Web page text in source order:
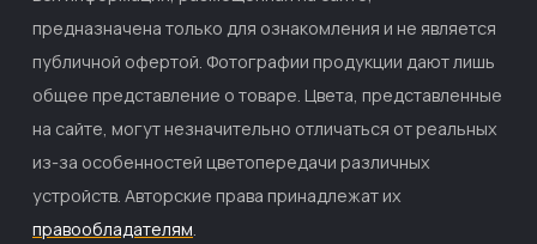
предназначена только для ознакомления и не является
публичной офертой. Фотографии продукции дают лишь
общее представление о товаре. Цвета, представленные
на сайте, могут незначительно отличаться от реальных
из-за особенностей цветопередачи различных
устройств. Авторские права принадлежат их
правообладателям.